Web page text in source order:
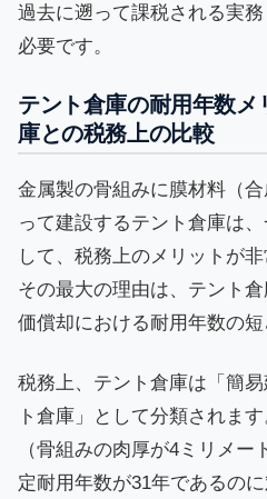
過去に遡って課税される実
必要です。
テント倉庫の耐用年数
庫との税務上の比較
金属製の骨組みに膜材料（
って建設するテント倉庫は
して、税務上のメリットが
その最大の理由は、テント
価償却における耐用年数の短
税務上、テント倉庫は「簡
ト倉庫」として分類されま
（骨組みの肉厚が4ミリメ
定耐用年数が31年であるの